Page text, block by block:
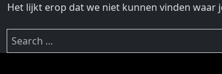
Het lijkt erop dat we niet kunnen vinden waar
Zoeken
naar: